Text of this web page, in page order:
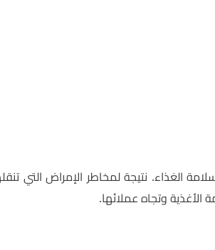
الغذاء. نتيجة لمخاطر الإمراض التي
الأغذية وتجاه عملائها.